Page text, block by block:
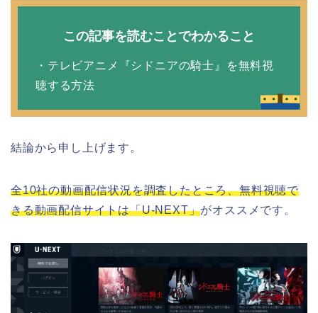
この記事を読むことでわかること
・テレビアニメ『シドニアの騎士』を無料視
聴する方法
結論から申し上げます。
全10社の動画配信状況を調査したところ、無料視聴で
きる動画配信サイトは「U-NEXT」がオススメです。